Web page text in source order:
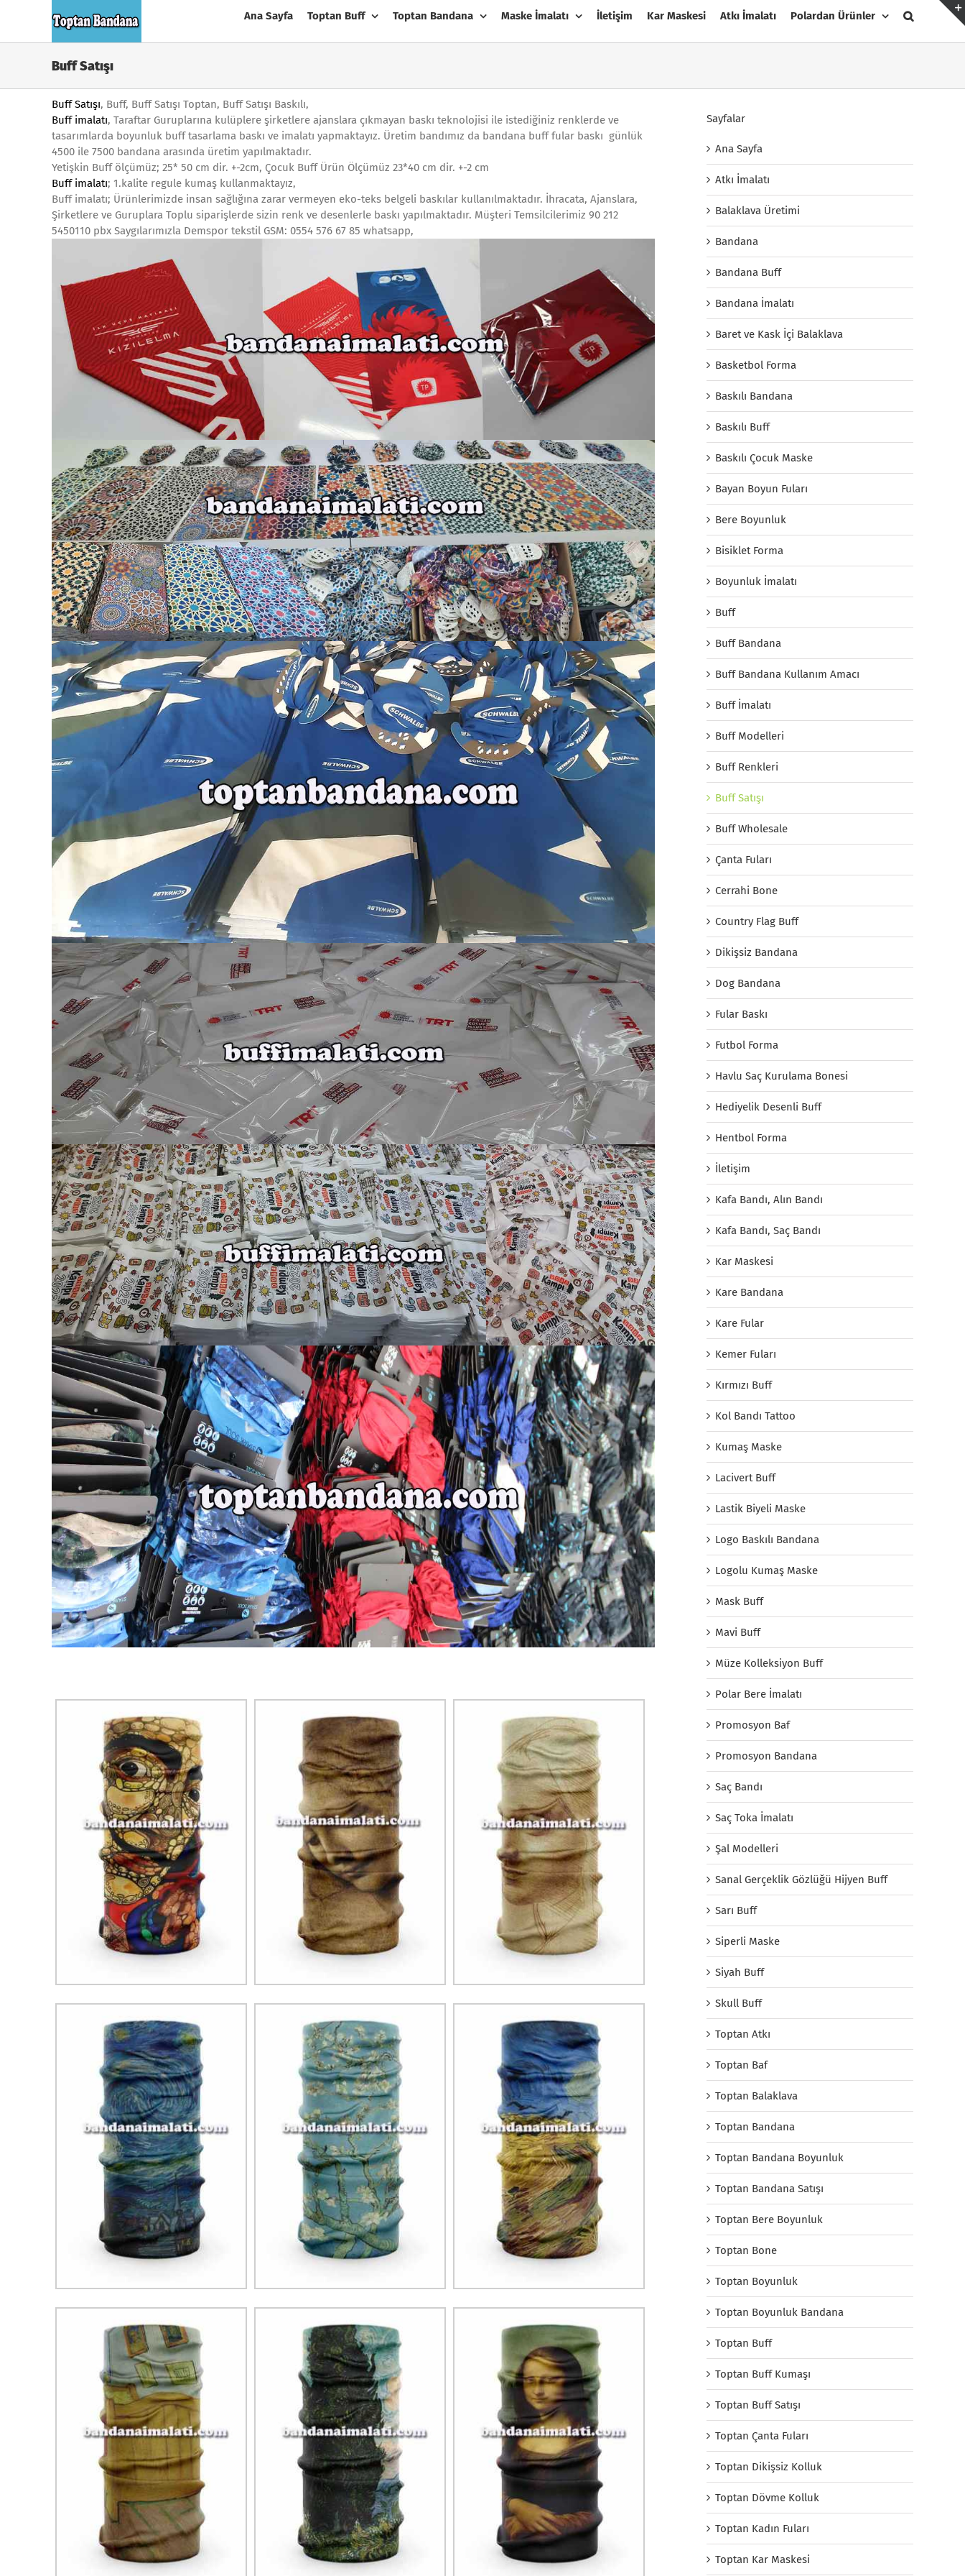
Ana Sayfa Toptan Buff Toptan Bandana Maske İmalatı İletişim Kar Maskesi Atkı İmalatı Polardan Ürünler
Buff Satışı
Buff Satışı, Buff, Buff Satışı Toptan, Buff Satışı Baskılı,
Buff imalatı, Taraftar Guruplarına kulüplere şirketlere ajanslara çıkmayan baskı teknolojisi ile istediğiniz renklerde ve
tasarımlarda boyunluk buff tasarlama baskı ve imalatı yapmaktayız. Üretim bandımız da bandana buff fular baskı günlük
4500 ile 7500 bandana arasında üretim yapılmaktadır.
Yetişkin Buff ölçümüz; 25* 50 cm dir. +-2cm, Çocuk Buff Ürün Ölçümüz 23*40 cm dir. +-2 cm
Buff imalatı; 1.kalite regule kumaş kullanmaktayız,
Buff imalatı; Ürünlerimizde insan sağlığına zarar vermeyen eko-teks belgeli baskılar kullanılmaktadır. İhracata, Ajanslara,
Şirketlere ve Guruplara Toplu siparişlerde sizin renk ve desenlerle baskı yapılmaktadır. Müşteri Temsilcilerimiz 90 212
5450110 pbx Saygılarımızla Demspor tekstil GSM: 0554 576 67 85 whatsapp,
Sayfalar
Ana Sayfa
Atkı İmalatı
Balaklava Üretimi
Bandana
Bandana Buff
Bandana İmalatı
Baret ve Kask İçi Balaklava
Basketbol Forma
Baskılı Bandana
Baskılı Buff
Baskılı Çocuk Maske
Bayan Boyun Fuları
Bere Boyunluk
Bisiklet Forma
Boyunluk İmalatı
Buff
Buff Bandana
Buff Bandana Kullanım Amacı
Buff İmalatı
Buff Modelleri
Buff Renkleri
Buff Satışı
Buff Wholesale
Çanta Fuları
Cerrahi Bone
Country Flag Buff
Dikişsiz Bandana
Dog Bandana
Fular Baskı
Futbol Forma
Havlu Saç Kurulama Bonesi
Hediyelik Desenli Buff
Hentbol Forma
İletişim
Kafa Bandı, Alın Bandı
Kafa Bandı, Saç Bandı
Kar Maskesi
Kare Bandana
Kare Fular
Kemer Fuları
Kırmızı Buff
Kol Bandı Tattoo
Kumaş Maske
Lacivert Buff
Lastik Biyeli Maske
Logo Baskılı Bandana
Logolu Kumaş Maske
Mask Buff
Mavi Buff
Müze Kolleksiyon Buff
Polar Bere İmalatı
Promosyon Baf
Promosyon Bandana
Saç Bandı
Saç Toka İmalatı
Şal Modelleri
Sanal Gerçeklik Gözlüğü Hijyen Buff
Sarı Buff
Siperli Maske
Siyah Buff
Skull Buff
Toptan Atkı
Toptan Baf
Toptan Balaklava
Toptan Bandana
Toptan Bandana Boyunluk
Toptan Bandana Satışı
Toptan Bere Boyunluk
Toptan Bone
Toptan Boyunluk
Toptan Boyunluk Bandana
Toptan Buff
Toptan Buff Kumaşı
Toptan Buff Satışı
Toptan Çanta Fuları
Toptan Dikişsiz Kolluk
Toptan Dövme Kolluk
Toptan Kadın Fuları
Toptan Kar Maskesi